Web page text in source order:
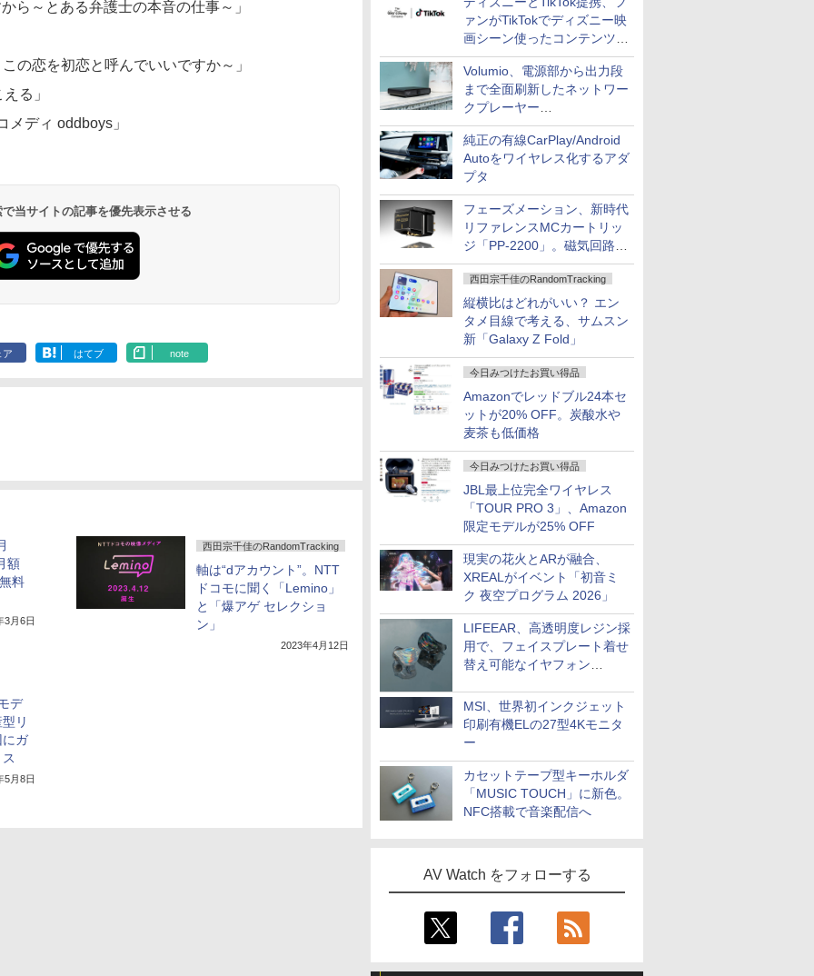
ァンがTikTokでディズニー映
画シーン使ったコンテンツ制
作、Disney+にも配信
Volumio、電源部から出力段
まで全面刷新したネットワー
クプレーヤー
「Primo（2026）」
純正の有線CarPlay/Android
Autoをワイヤレス化するアダ
プタ
フェーズメーション、新時代
リファレンスMCカートリッ
ジ「PP-2200」。磁気回路や
ハウジングを根本から見直し
西田宗千佳のRandomTracking
縦横比はどれがいい？ エン
タメ目線で考える、サムスン
新「Galaxy Z Fold」
今日みつけたお買い得品
Amazonでレッドブル24本セ
ットが20% OFF。炭酸水や
麦茶も低価格
今日みつけたお買い得品
JBL最上位完全ワイヤレス
「TOUR PRO 3」、Amazon
限定モデルが25% OFF
現実の花火とARが融合、
XREALがイベント「初音ミ
ク 夜空プログラム 2026」
LIFEEAR、高透明度レジン採
用で、フェイスプレート着せ
替え可能なイヤフォン
MSI、世界初インクジェット
印刷有機ELの27型4Kモニタ
ー
カセットテープ型キーホルダ
「MUSIC TOUCH」に新色。
NFC搭載で音楽配信へ
AV Watch をフォローする
ら～とある弁護士の本音の仕事～」
の恋を初恋と呼んでいいですか～」
る」
メディ oddboys」
当サイトの記事を優先表示させる
ア はてブ note
額
料
3月6日
西田宗千佳のRandomTracking
軸は“dアカウント”。NTT
ドコモに聞く「Lemino」
と「爆アゲ セレクショ
ン」
2023年4月12日
デ
リ
にガ
5月8日